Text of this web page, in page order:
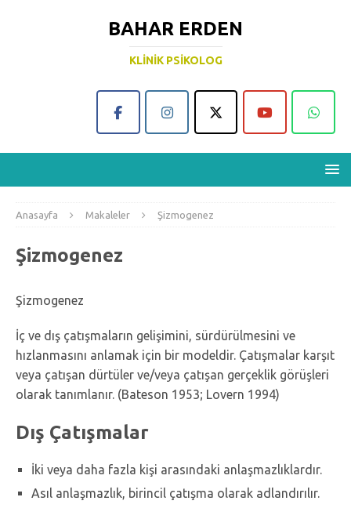
BAHAR ERDEN
KLINIK PSIKOLOG
Anasayfa Makaleler Şizmogenez
Şizmogenez
Şizmogenez
İç ve dış çatışmaların gelişimini, sürdürülmesini ve
hızlanmasını anlamak için bir modeldir. Çatışmalar karşıt
veya çatışan dürtüler ve/veya çatışan gerçeklik görüşleri
olarak tanımlanır. (Bateson 1953; Lovern 1994)
Dış Çatışmalar
İki veya daha fazla kişi arasındaki anlaşmazlıklardır.
Asıl anlaşmazlık, birincil çatışma olarak adlandırılır.